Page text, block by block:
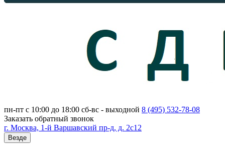
пн-пт с 10:00 до 18:00 сб-вс - выходной 8 (495) 532-78-08
Заказать обратный звонок
г. Москва, 1-й Варшавский пр-д, д. 2с12
Везде